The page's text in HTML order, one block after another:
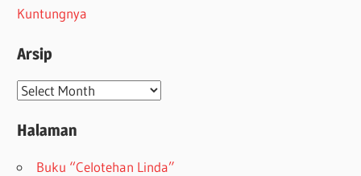
Kuntungnya
Arsip
Arsip
Halaman
Buku “Celotehan Linda”